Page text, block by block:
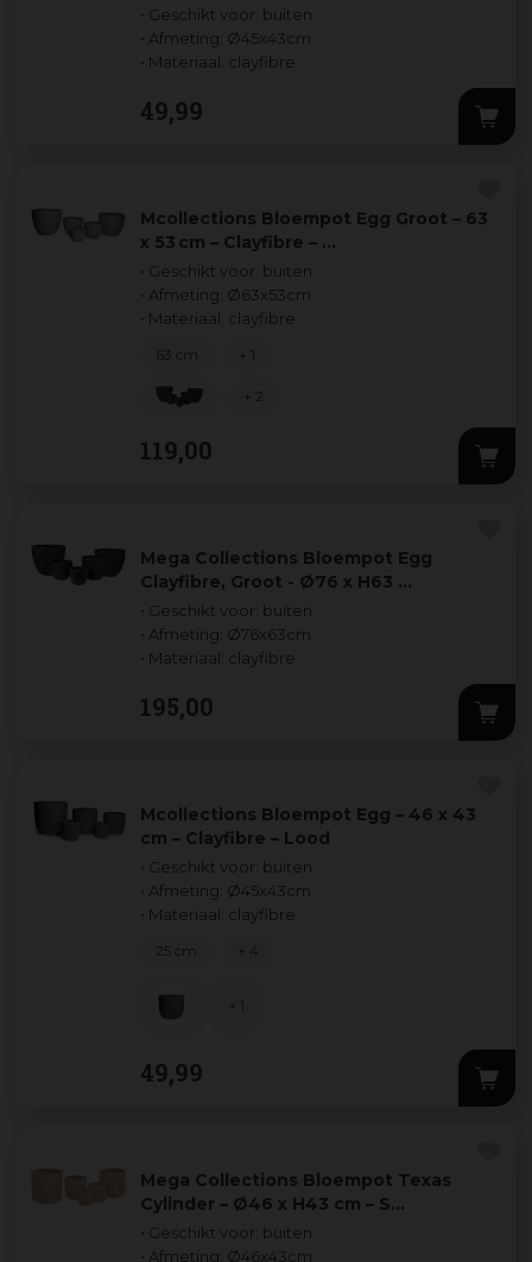
• Geschikt voor: buiten
• Afmeting: Ø45x43cm
• Materiaal: clayfibre
49,99
Mcollections Bloempot Egg Groot – 63
x 53 cm – Clayfibre – …
• Geschikt voor: buiten
• Afmeting: Ø63x53cm
• Materiaal: clayfibre
119,00
63 cm + 1
+ 2
Mega Collections Bloempot Egg
Clayfibre, Groot - Ø76 x H63 …
• Geschikt voor: buiten
• Afmeting: Ø76x63cm
• Materiaal: clayfibre
195,00
Mcollections Bloempot Egg – 46 x 43
cm – Clayfibre – Lood
• Geschikt voor: buiten
• Afmeting: Ø45x43cm
• Materiaal: clayfibre
49,99
25 cm + 4
+ 1
Mega Collections Bloempot Texas
Cylinder – Ø46 x H43 cm – S…
• Geschikt voor: buiten
• Afmeting: Ø46x43cm